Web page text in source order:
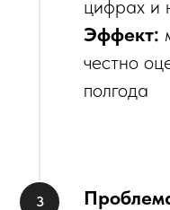
цифрах и
Эффект:
честно
полгода